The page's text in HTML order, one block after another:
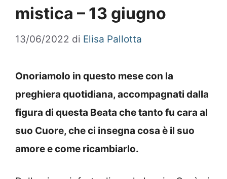
mistica – 13 giugno
13/06/2022 di Elisa Pallotta
Onoriamolo in questo mese con la
preghiera quotidiana, accompagnati dalla
figura di questa Beata che tanto fu cara al
suo Cuore, che ci insegna cosa è il suo
amore e come ricambiarlo.